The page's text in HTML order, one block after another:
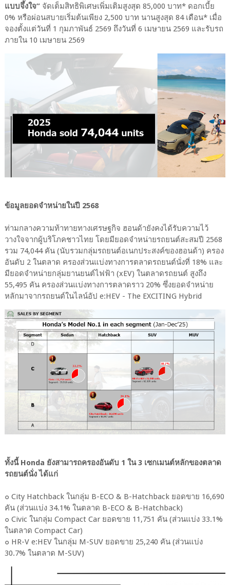
แบบจึ้งใจ”จัดเต็มสิทธิพิเศษเพิ่มเติมสูงสุด 85,000 บาท* ดอกเบี้ย
0% หรือผ่อนสบายเริ่มต้นเพียง 2,500 บาท นานสูงสุด 84 เดือน* เมื่อ
จองตั้งแต่วันที่ 1 กุมภาพันธ์ 2569 ถึงวันที่ 6 เมษายน 2569 และรับรถ
ภายใน 10 เมษายน 2569
ข้อมูลยอดจำหน่ายในปี 2568
ท่ามกลางความท้าทายทางเศรษฐกิจ ฮอนด้ายังคงได้รับความไว้
วางใจจากผู้บริโภคชาวไทย โดยมียอดจำหน่ายรถยนต์สะสมปี 2568
รวม 74,044 คัน (นับรวมกลุ่มรถยนต์อเนกประสงค์ของฮอนด้า) ครอง
อันดับ 2 ในตลาด ครองส่วนแบ่งทางการตลาดรถยนต์นั่งที่ 18% และ
มียอดจำหน่ายกลุ่มยานยนต์ไฟฟ้า (xEV) ในตลาดรถยนต์ สูงถึง
55,495 คัน ครองส่วนแบ่งทางการตลาดราว 20% ซึ่งยอดจำหน่าย
หลักมาจากรถยนต์ในไลน์อัป e:HEV - The EXCITING Hybrid
ทั้งนี้ Honda ยังสามารถครองอันดับ 1 ใน 3 เซกเมนต์หลักของตลาด
รถยนต์นั่ง ได้แก่
๐ City Hatchback ในกลุ่ม B-ECO & B-Hatchback ยอดขาย 16,690
คัน (ส่วนแบ่ง 34.1% ในตลาด B-ECO & B-Hatchback)
๐ Civic ในกลุ่ม Compact Car ยอดขาย 11,751 คัน (ส่วนแบ่ง 33.1%
ในตลาด Compact Car)
๐ HR-V e:HEV ในกลุ่ม M-SUV ยอดขาย 25,240 คัน (ส่วนแบ่ง
30.7% ในตลาด M-SUV)